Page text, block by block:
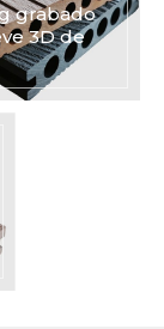
grabado
3D de